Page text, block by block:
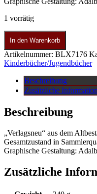
1 vorrätig
In den Warenkorb
Artikelnummer: BLX7176
Kinderbücher/Jugendbücher
Beschreibung
Zusätzliche
Beschreibung
„Verlagsneu“ aus dem
Gesamtzustand in
Graphische Gestaltung:
Zusätzliche